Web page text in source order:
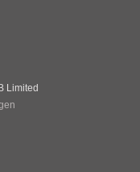
Limited